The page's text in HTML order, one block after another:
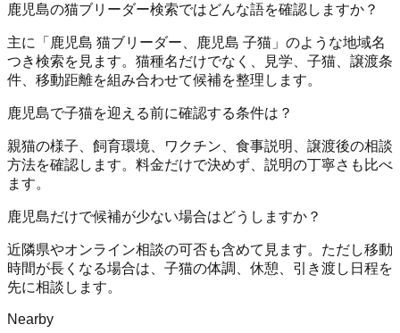
鹿児島の猫ブリーダー検索ではどんな語を確認しますか？
主に「鹿児島 猫ブリーダー、鹿児島 子猫」のような地域名
つき検索を見ます。猫種名だけでなく、見学、子猫、譲渡条
件、移動距離を組み合わせて候補を整理します。
鹿児島で子猫を迎える前に確認する条件は？
親猫の様子、飼育環境、ワクチン、食事説明、譲渡後の相談
方法を確認します。料金だけで決めず、説明の丁寧さも比べ
ます。
鹿児島だけで候補が少ない場合はどうしますか？
近隣県やオンライン相談の可否も含めて見ます。ただし移動
時間が長くなる場合は、子猫の体調、休憩、引き渡し日程を
先に相談します。
Nearby